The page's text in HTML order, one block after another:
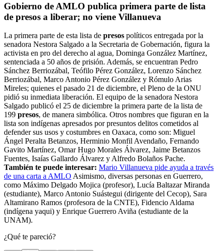
Gobierno de AMLO publica primera parte de lista
de presos a liberar; no viene Villanueva
La primera parte de esta lista de presos políticos entregada por la
senadora Nestora Salgado a la Secretaria de Gobernación, figura la
activista en pro del derecho al agua, Dominga González Martínez,
sentenciada a 50 años de prisión. Además, se encuentran Pedro
Sánchez Berriozábal, Teófilo Pérez González, Lorenzo Sánchez
Berriozábal, Marco Antonio Pérez González y Rómulo Arias
Mireles; quienes el pasado 21 de diciembre, el Pleno de la ONU
pidió su inmediata liberación. El equipo de la senadora Nestora
Salgado publicó el 25 de diciembre la primera parte de la lista de
199 presos, de manera simbólica. Otros nombres que figuran en la
lista son indígenas apresados por presuntos delitos cometidos al
defender sus usos y costumbres en Oaxaca, como son: Miguel
Ángel Peralta Betanzos, Herminio Monfil Avendaño, Fernando
Gavito Martínez, Omar Hugo Morales Álvarez, Jaime Betanzos
Fuentes, Isaías Gallardo Álvarez y Alfredo Bolaños Pache.
También te puede interesar: Mario Villanueva pide ayuda a través
de una carta a AMLO Asimismo, diversas personas en Guerrero,
como Máximo Delgado Mojica (profesor), Lucía Baltazar Miranda
(estudiante), Marco Antonio Suástegui (dirigente del Cecop), Sara
Altamirano Ramos (profesora de la CNTE), Fidencio Aldama
(indígena yaqui) y Enrique Guerrero Aviña (estudiante de la
UNAM).
¿Qué te pareció?